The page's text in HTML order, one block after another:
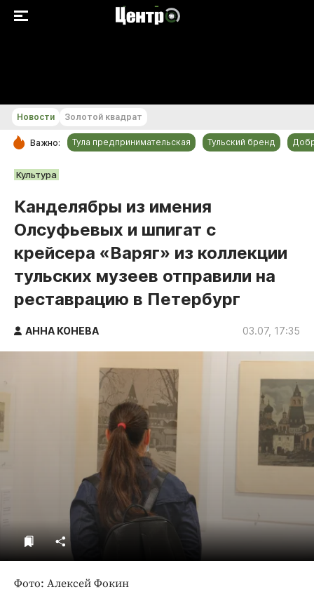
РУБРИКИ
Общество
Культура
Происшествия
Спорт
Тульский бренд
Тула предпринимательская
ДоброЦентр
Новости Золотой квадрат
Важно: Тула предпринимательская Тульский бренд
Культура
Канделябры из имения
Олсуфьевых и шпигат с
крейсера «Варяг» из коллекции
тульских музеев отправили на
реставрацию в Петербург
АННА КОНЕВА 03.07, 17:35
Фото: Алексей Фокин